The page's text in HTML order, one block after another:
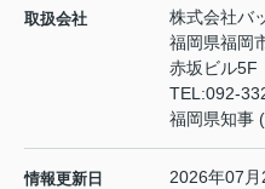
取扱会社
株式会社バ
福岡県福岡
赤坂ビル5F
TEL:092-
福岡県知事
情報更新日 2026年07月